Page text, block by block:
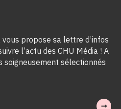
vous propose sa lettre d’infos
l’actu des CHU Média ! A
soigneusement sélectionnés